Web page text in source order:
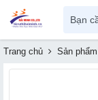
Trang chủ Sản phẩm